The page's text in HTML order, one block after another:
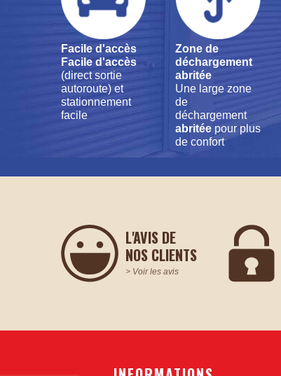
Facile d'accès
Facile d'accès
(direct sortie
autoroute) et
stationnement
facile
Zone de
déchargement
abritée
Une large zone
de
déchargement
abritée pour plus
de confort
L'AVIS DE
NOS CLIENTS
> Voir les avis